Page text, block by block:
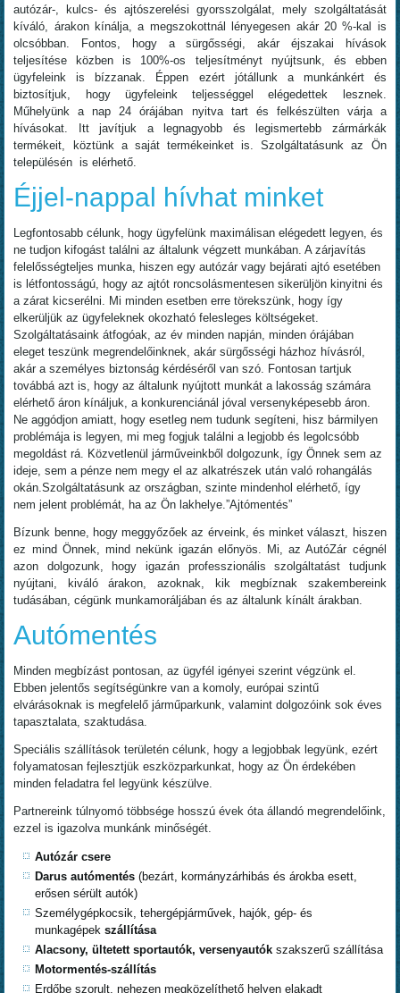
autózár-, kulcs- és ajtószerelési gyorsszolgálat, mely szolgáltatását
kíváló, árakon kínálja, a megszokottnál lényegesen akár 20 %-kal is
olcsóbban. Fontos, hogy a sürgősségi, akár éjszakai hívások
teljesítése közben is 100%-os teljesítményt nyújtsunk, és ebben
ügyfeleink is bízzanak. Éppen ezért jótállunk a munkánkért és
biztosítjuk, hogy ügyfeleink teljességgel elégedettek lesznek.
Műhelyünk a nap 24 órájában nyitva tart és felkészülten várja a
hívásokat. Itt javítjuk a legnagyobb és legismertebb zármárkák
termékeit, köztünk a saját termékeinket is. Szolgáltatásunk az Ön
településén is elérhető.
Éjjel-nappal hívhat minket
Legfontosabb célunk, hogy ügyfelünk maximálisan elégedett legyen, és
ne tudjon kifogást találni az általunk végzett munkában. A zárjavítás
felelősségteljes munka, hiszen egy autózár vagy bejárati ajtó esetében
is létfontosságú, hogy az ajtót roncsolásmentesen sikerüljön kinyitni és
a zárat kicserélni. Mi minden esetben erre törekszünk, hogy így
elkerüljük az ügyfeleknek okozható felesleges költségeket.
Szolgáltatásaink átfogóak, az év minden napján, minden órájában
eleget teszünk megrendelőinknek, akár sürgősségi házhoz hívásról,
akár a személyes biztonság kérdéséről van szó. Fontosan tartjuk
továbbá azt is, hogy az általunk nyújtott munkát a lakosság számára
elérhető áron kínáljuk, a konkurenciánál jóval versenyképesebb áron.
Ne aggódjon amiatt, hogy esetleg nem tudunk segíteni, hisz bármilyen
problémája is legyen, mi meg fogjuk találni a legjobb és legolcsóbb
megoldást rá. Közvetlenül járműveinkből dolgozunk, így Önnek sem az
ideje, sem a pénze nem megy el az alkatrészek után való rohangálás
okán.Szolgáltatásunk az országban, szinte mindenhol elérhető, így
nem jelent problémát, ha az Ön lakhelye.”Ajtómentés”
Bízunk benne, hogy meggyőzőek az érveink, és minket választ, hiszen
ez mind Önnek, mind nekünk igazán előnyös. Mi, az AutóZár cégnél
azon dolgozunk, hogy igazán professzionális szolgáltatást tudjunk
nyújtani, kiváló árakon, azoknak, kik megbíznak szakembereink
tudásában, cégünk munkamoráljában és az általunk kínált árakban.
Autómentés
Minden megbízást pontosan, az ügyfél igényei szerint végzünk el.
Ebben jelentős segítségünkre van a komoly, európai szintű
elvárásoknak is megfelelő járműparkunk, valamint dolgozóink sok éves
tapasztalata, szaktudása.
Speciális szállítások területén célunk, hogy a legjobbak legyünk, ezért
folyamatosan fejlesztjük eszközparkunkat, hogy az Ön érdekében
minden feladatra fel legyünk készülve.
Partnereink túlnyomó többsége hosszú évek óta állandó megrendelőink,
ezzel is igazolva munkánk minőségét.
Autózár csere
Darus autómentés(bezárt, kormányzárhibás és árokba esett,
erősen sérült autók)
Személygépkocsik, tehergépjárművek, hajók, gép- és
munkagépekszállítása
Alacsony, ültetett sportautók, versenyautókszakszerű szállítása
Motormentés-szállítás
Erdőbe szorult, nehezen megközelíthető helyen elakadt